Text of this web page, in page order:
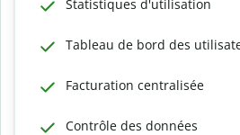
Statistiques d'utilisation
Tableau de bord des
Facturation centralisée
Contrôle des données